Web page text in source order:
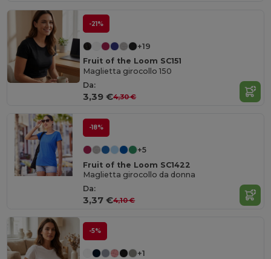
-21%
+19
Fruit of the Loom SC151
Maglietta girocollo 150
Da:
3,39 €4,30 €
-18%
+5
Fruit of the Loom SC1422
Maglietta girocollo da donna
Da:
3,37 €4,10 €
-5%
+1